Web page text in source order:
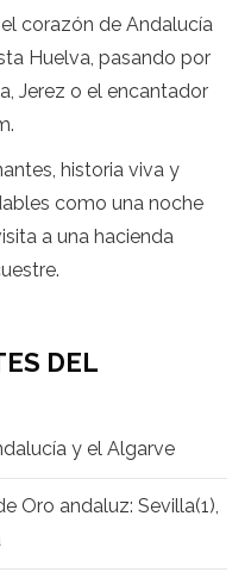
corazón de Andalucía
Huelva, pasando por
Jerez o el encantador
historia viva y
como una noche
a una hacienda
DEL
y el Algarve
Oro andaluz: Sevilla(1),